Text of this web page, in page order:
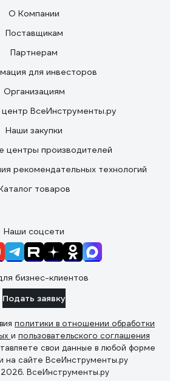
О Компании
Поставщикам
Партнерам
для инвесторов
Организациям
ВсеИнструменты.ру
Наши закупки
центры производителей
рекомендательных технологий
товаров
Наши соцсети
бизнес-клиентов
Подать заявку
политики в отношении обработки
и пользовательского соглашения
свои данные в любой форме
на сайте ВсеИнструменты.ру
ВсеИнструменты.ру